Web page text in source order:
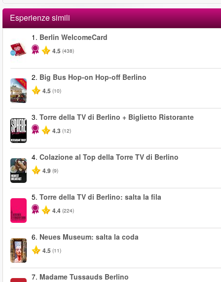
Esperienze simili
1. Berlin WelcomeCard
4.5 (438)
-40%
2. Big Bus Hop-on Hop-off Berlino
4.5 (10)
3. Torre della TV di Berlino + Biglietto Ristorante
4.3 (12)
4. Colazione al Top della Torre TV di Berlino
4.9 (9)
5. Torre della TV di Berlino: salta la fila
4.4 (224)
6. Neues Museum: salta la coda
4.5 (11)
7. Madame Tussauds Berlino